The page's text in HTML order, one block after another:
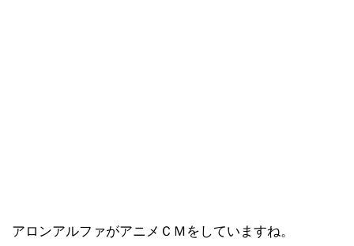
アロンアルファがアニメＣＭをしていますね。